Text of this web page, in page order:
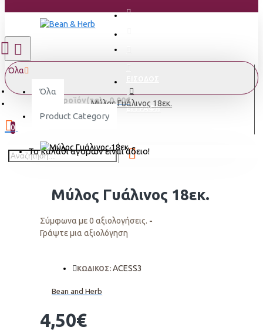
ΕΓΓΡΑΦΗ
Όλα
Όλα
Product Category
0 προϊόν(τα) - 0,00€
0
Το καλάθι αγορών είναι άδειο!
Μύλος Γυάλινος 18εκ.
Μύλος Γυάλινος 18εκ.
Σύμφωνα με 0 αξιολογήσεις. -
Γράψτε μια αξιολόγηση
4,50€
ΚΩΔΙΚΟΣ: ACESS3
Bean and Herb